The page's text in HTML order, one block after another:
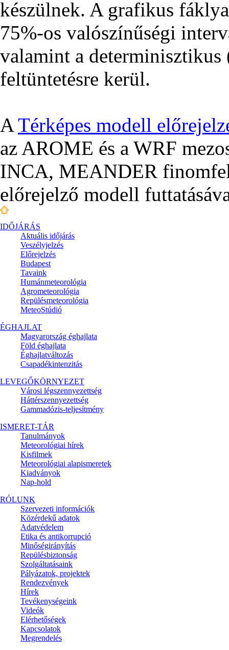
készülnek. A grafikus
75%-os valószínűségi
valamint a
feltüntetésre kerül.
ATérképes modell
az AROME és a WRF
INCA, MEANDER
előrejelző modell
IDŐJÁRÁS
Aktuális időjárás
Veszélyjelzés
Előrejelzés
Budapest
Tavaink
Humánmeteorológia
Agrometeorológia
Repülésmeteorológia
MeteoStúdió
ÉGHAJLAT
Magyarország éghajlata
Föld éghajlata
Éghajlatváltozás
Csapadékintenzitás
LEVEGŐKÖRNYEZET
Városi légszennyezettség
Háttérszennyezettség
Gammadózis-teljesítmény
ISMERET-TÁR
Tanulmányok
Meteorológiai hírek
Kisfilmek
Meteorológiai alapismeretek
Kiadványok
Nap-hold
RÓLUNK
Szervezeti információk
Közérdekű adatok
Adatvédelem
Etika és antikorrupció
Minőségirányítás
Repülésbiztonság
Szolgáltatásaink
Pályázatok, projektek
Rendezvények
Hírek
Tevékenységeink
Videók
Elérhetőségek
Kapcsolatok
Megrendelés